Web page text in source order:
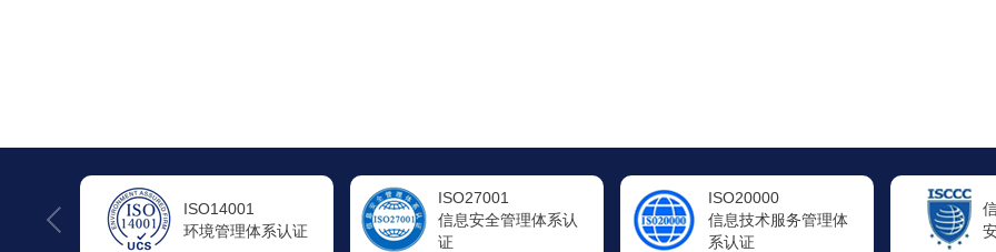
信息安全管理体系认
ISO20000
信息技术服务管理体
系认证
信息系统
安全运维服务资质